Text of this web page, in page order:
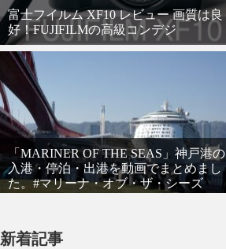
富士フイルム XF10 レビュー 画質は良
好！FUJIFILMの高級コンデジ
「MARINER OF THE SEAS」神戸港の
入港・停泊・出港を動画でまとめまし
た。#マリーナ・オブ・ザ・シーズ
新着記事